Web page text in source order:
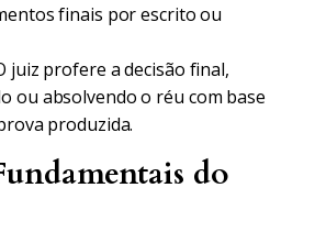
finais por escrito ou
juiz profere a decisão final,
ou absolvendo o réu com base
produzida.
do